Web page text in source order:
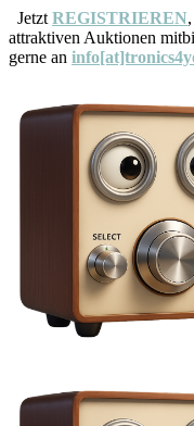
Jetzt REGISTRIEREN
attraktiven Auktionen
gerne an